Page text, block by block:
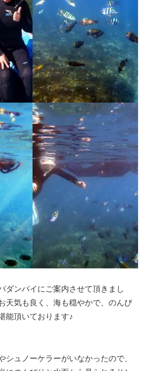
ダンバイにご案内させて頂きまし
天気も良く、海も穏やかで、のんび
能頂いております♪
シュノーケラーがいなかったので、